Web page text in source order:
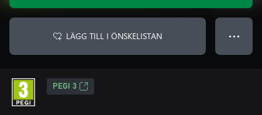
LÄGG TILL I ÖNSKELISTAN ● ● ●
PEGI 3